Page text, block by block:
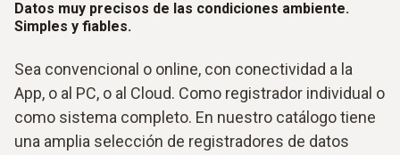
Datos muy precisos de las condiciones ambiente.
Simples y fiables.
Sea convencional o online, con conectividad a la
App, o al PC, o al Cloud. Como registrador individual o
como sistema completo. En nuestro catálogo tiene
una amplia selección de registradores de datos